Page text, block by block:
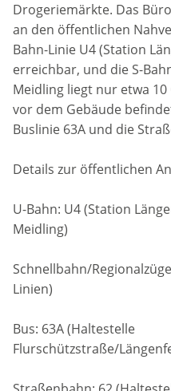
Drogeriemärkte. Das
an den öffentlichen
Bahn-Linie U4 (Station
erreichbar, und die S-
Meidling liegt nur etwa
vor dem Gebäude
Buslinie 63A und die
Details zur öffentlichen
U-Bahn: U4 (Station
Meidling)
Schnellbahn/
Linien)
Bus: 63A (Haltestelle
Flurschützstraße/